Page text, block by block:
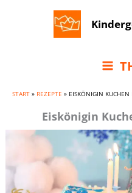
START » REZEPTE » EISKÖNIGIN KUCHEN
Eiskönigin